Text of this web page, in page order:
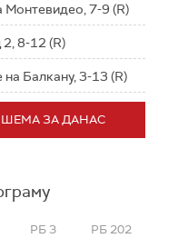
Монтевидео, 7-9 (R)
8-12 (R)
на Балкану, 3-13 (R)
ЗА ДАНАС
РБ 3 РБ 202